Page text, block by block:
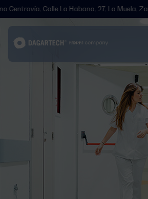
Calle La Habana, 27, La Muela, Zaragoza.